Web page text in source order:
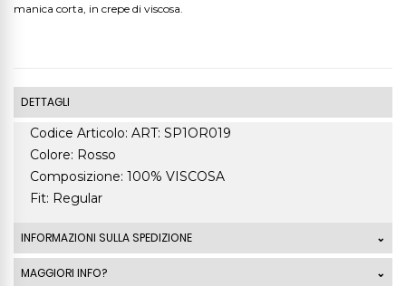
manica corta, in crepe di viscosa.
DETTAGLI
Codice Articolo: ART: SP1OR019
Colore: Rosso
Composizione: 100% VISCOSA
Fit: Regular
INFORMAZIONI SULLA SPEDIZIONE
Le spedizioni standard Italia di ordini che superano
MAGGIORI INFO?